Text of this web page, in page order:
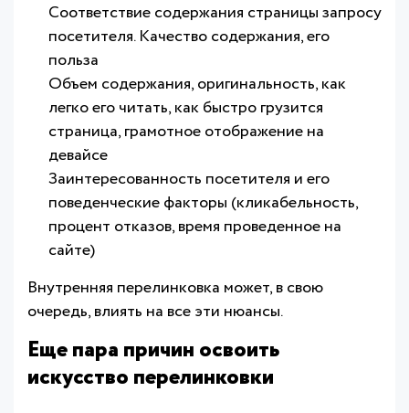
Соответствие содержания страницы запросу
посетителя. Качество содержания, его
польза
Объем содержания, оригинальность, как
легко его читать, как быстро грузится
страница, грамотное отображение на
девайсе
Заинтересованность посетителя и его
поведенческие факторы (кликабельность,
процент отказов, время проведенное на
сайте)
Внутренняя перелинковка может, в свою
очередь, влиять на все эти нюансы.
Еще пара причин освоить
искусство перелинковки